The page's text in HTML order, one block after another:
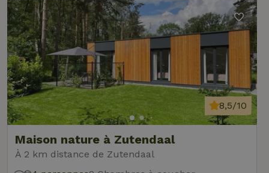
Maison nature à Zutendaal
À 2 km distance de Zutendaal
8,5/10